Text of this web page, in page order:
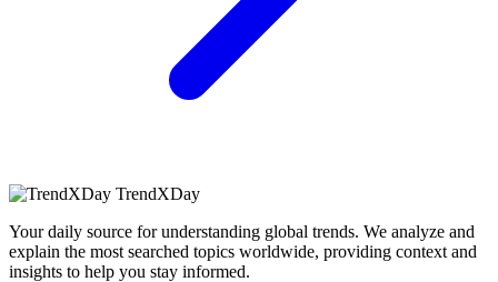
TrendXDay
Your daily source for understanding global trends. We analyze and
explain the most searched topics worldwide, providing context and
insights to help you stay informed.